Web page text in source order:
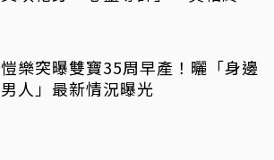
愷樂突曝雙寶35周早產！曬「身邊
男人」最新情況曝光